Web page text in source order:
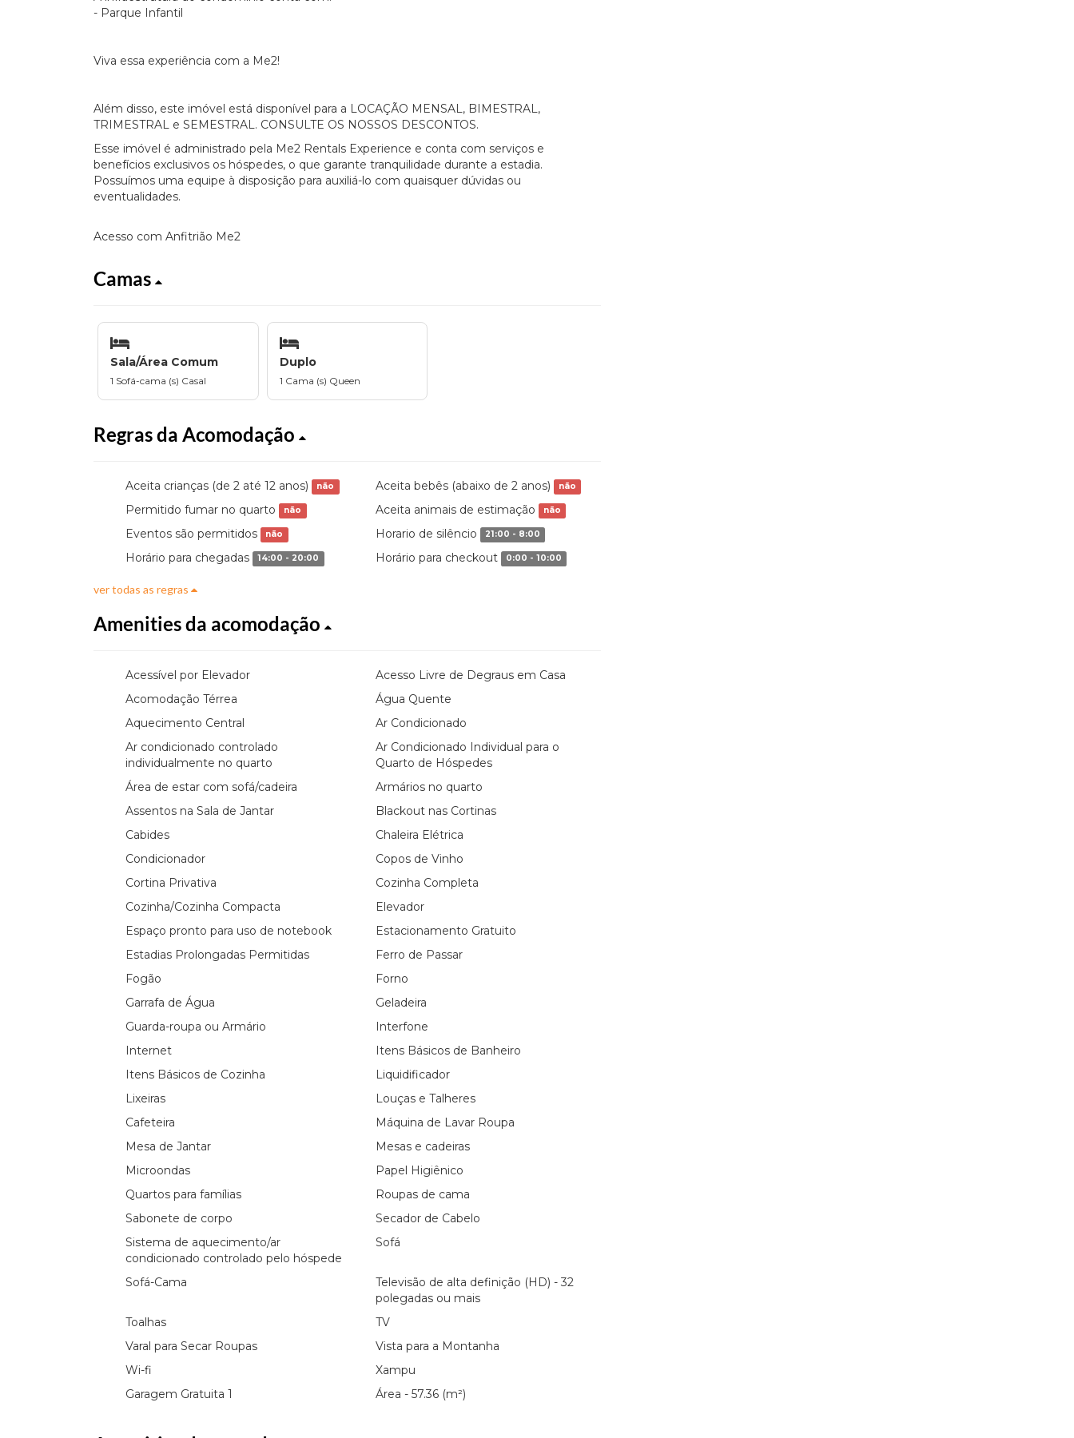
- Parque Infantil
Viva essa experiência com a Me2!
Além disso, este imóvel está disponível para a LOCAÇÃO MENSAL, BIMESTRAL,
TRIMESTRAL e SEMESTRAL. CONSULTE OS NOSSOS DESCONTOS.
Esse imóvel é administrado pela Me2 Rentals Experience e conta com serviços e
benefícios exclusivos os hóspedes, o que garante tranquilidade durante a estadia.
Possuímos uma equipe à disposição para auxiliá-lo com quaisquer dúvidas ou
eventualidades.
Acesso com Anfitrião Me2
Camas
Sala/Área Comum
1 Sofá-cama (s) Casal
Duplo
1 Cama (s) Queen
Regras da Acomodação
Aceita crianças (de 2 até 12 anos) não Aceita bebês (abaixo de 2 anos) não
Permitido fumar no quarto não Aceita animais de estimação não
Eventos são permitidos não Horario de silêncio 21:00 - 8:00
Horário para chegadas 14:00 - 20:00 Horário para checkout 0:00 - 10:00
ver todas as regras
Amenities da acomodação
Acessível por Elevador
Acesso Livre de Degraus em Casa
Acomodação Térrea
Água Quente
Aquecimento Central
Ar Condicionado
Ar condicionado controlado
individualmente no quarto
Ar Condicionado Individual para o
Quarto de Hóspedes
Área de estar com sofá/cadeira
Armários no quarto
Assentos na Sala de Jantar
Blackout nas Cortinas
Cabides
Chaleira Elétrica
Condicionador
Copos de Vinho
Cortina Privativa
Cozinha Completa
Cozinha/Cozinha Compacta
Elevador
Espaço pronto para uso de notebook
Estacionamento Gratuito
Estadias Prolongadas Permitidas
Ferro de Passar
Fogão
Forno
Garrafa de Água
Geladeira
Guarda-roupa ou Armário
Interfone
Internet
Itens Básicos de Banheiro
Itens Básicos de Cozinha
Liquidificador
Lixeiras
Louças e Talheres
Cafeteira
Máquina de Lavar Roupa
Mesa de Jantar
Mesas e cadeiras
Microondas
Papel Higiênico
Quartos para famílias
Roupas de cama
Sabonete de corpo
Secador de Cabelo
Sistema de aquecimento/ar
condicionado controlado pelo hóspede
Sofá
Sofá-Cama
Televisão de alta definição (HD) - 32
polegadas ou mais
Toalhas
TV
Varal para Secar Roupas
Vista para a Montanha
Wi-fi
Xampu
Garagem Gratuita 1
Área - 57.36 (m²)